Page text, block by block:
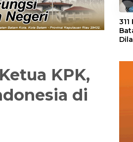
KPK,
di
«